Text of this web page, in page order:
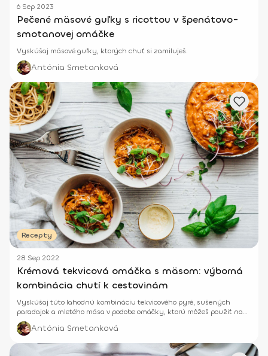
6 Sep 2023
Pečené mäsové guľky s ricottou v špenátovo-
smotanovej omáčke
Vyskúšaj mäsové guľky, ktorých chuť si zamiluješ.
Antónia Smetanková
Recepty
28 Sep 2022
Krémová tekvicová omáčka s mäsom: výborná
kombinácia chutí k cestovinám
Vyskúšaj túto lahodnú kombináciu tekvicového pyré, sušených
paradajok a mletého mäsa v podobe omáčky, ktorú môžeš použiť na
svoje obľúbené cestoviny.
Antónia Smetanková